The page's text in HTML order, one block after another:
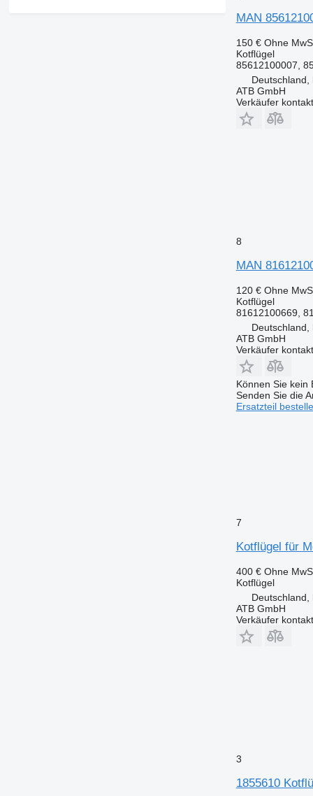
MAN
150 € Ohne
Kotflügel
85612100007,
Deutschland,
ATB GmbH
Verkäufer
8
MAN
120 € Ohne
Kotflügel
81612100669,
Deutschland,
ATB GmbH
Verkäufer
Können Sie kein
Senden Sie die
Ersatzteil
7
Kotflügel für
400 € Ohne
Kotflügel
Deutschland,
ATB GmbH
Verkäufer
3
1855610